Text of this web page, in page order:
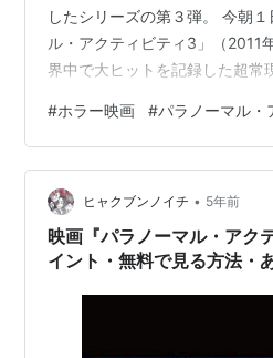
したシリーズの第３弾。 今朝
ル・アクティビティ3」（2011
界中で大ヒットを記録した超常
妹の少女が部屋を暗くし、鏡の
ていた。 しかし、彼女たちの
次々と映し出されていき……。
像で、パパが家族を撮影してい
み…
#ホラー映画 #パラノーマル・
ヒャクブンノイチ • 5年前
映画『パラノーマル・アク
イント・無料で見る方法・